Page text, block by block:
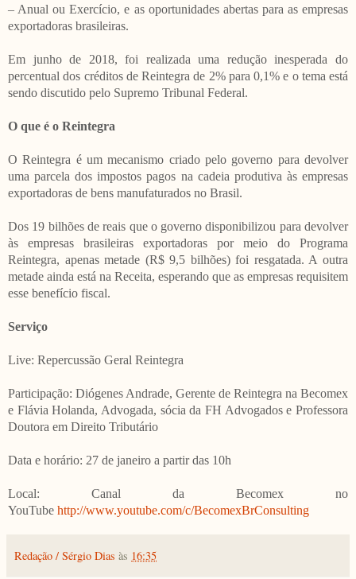
– Anual ou Exercício, e as oportunidades abertas para as empresas
exportadoras brasileiras.
Em junho de 2018, foi realizada uma redução inesperada do
percentual dos créditos de Reintegra de 2% para 0,1% e o tema está
sendo discutido pelo Supremo Tribunal Federal.
O que é o Reintegra
O Reintegra é um mecanismo criado pelo governo para devolver
uma parcela dos impostos pagos na cadeia produtiva às empresas
exportadoras de bens manufaturados no Brasil.
Dos 19 bilhões de reais que o governo disponibilizou para devolver
às empresas brasileiras exportadoras por meio do Programa
Reintegra, apenas metade (R$ 9,5 bilhões) foi resgatada. A outra
metade ainda está na Receita, esperando que as empresas requisitem
esse benefício fiscal.
Serviço
Live: Repercussão Geral Reintegra
Participação: Diógenes Andrade, Gerente de Reintegra na Becomex
e Flávia Holanda, Advogada, sócia da FH Advogados e Professora
Doutora em Direito Tributário
Data e horário: 27 de janeiro a partir das 10h
Local: Canal da Becomex no
YouTube http://www.youtube.com/c/BecomexBrConsulting
Redação / Sérgio Dias às 16:35